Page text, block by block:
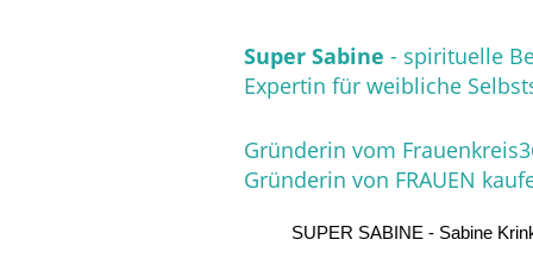
Super Sabine - spirituelle
Expertin für weibliche
Gründerin vom
Gründerin von FRAUEN
SUPER SABINE - Sabine